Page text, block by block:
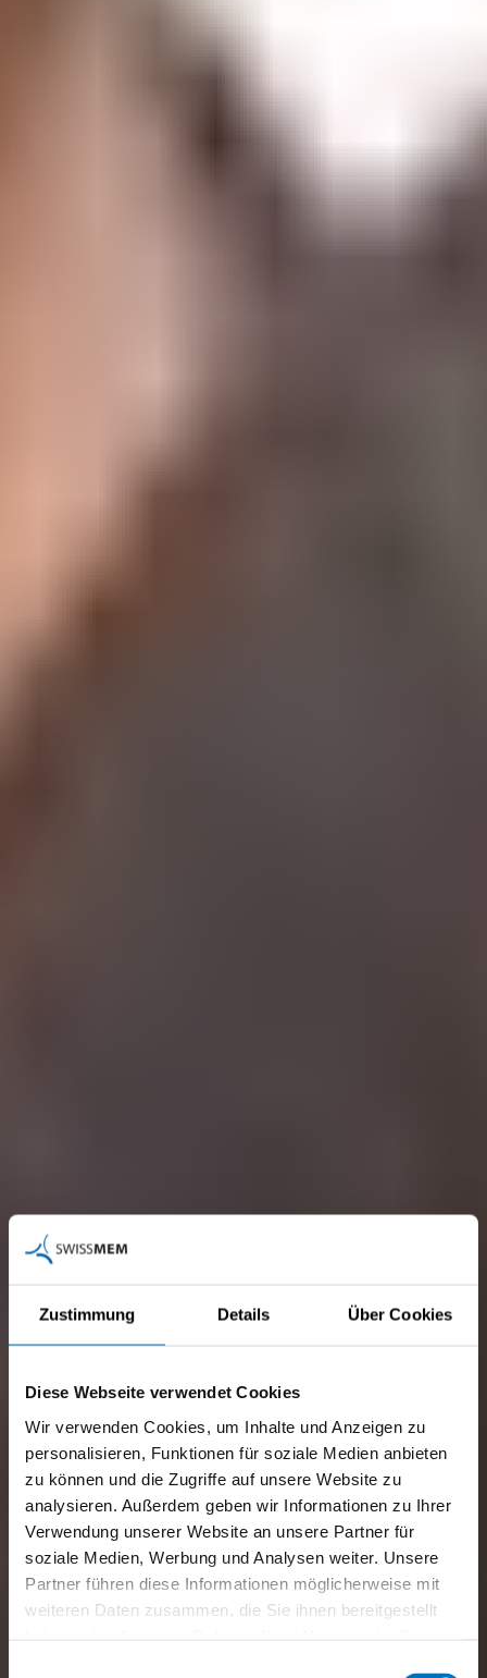
Zustimmung Details Über Cookies
Diese Webseite verwendet Cookies
Wir verwenden Cookies, um Inhalte und Anzeigen zu
personalisieren, Funktionen für soziale Medien anbieten
zu können und die Zugriffe auf unsere Website zu
analysieren. Außerdem geben wir Informationen zu Ihrer
Verwendung unserer Website an unsere Partner für
soziale Medien, Werbung und Analysen weiter. Unsere
Partner führen diese Informationen möglicherweise mit
weiteren Daten zusammen, die Sie ihnen bereitgestellt